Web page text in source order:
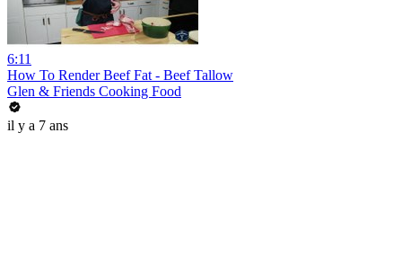
6:11
How To Render Beef Fat - Beef Tallow
Glen & Friends Cooking Food
il y a 7 ans